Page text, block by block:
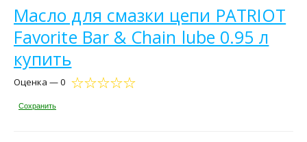
Масло для смазки цепи PATRIOT
Favorite Bar & Chain lube 0.95 л
купить
Оценка — 0
Сохранить